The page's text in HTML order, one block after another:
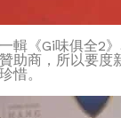
輯《Gi味俱全2
助商，所以要
惜。